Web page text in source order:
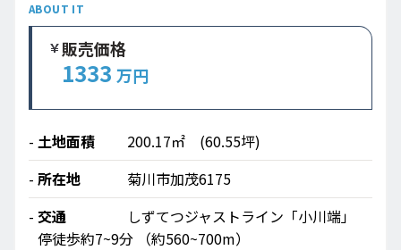
ABOUT IT
販売価格
1333 万円
土地面積
200.17㎡ (60.55坪)
所在地
菊川市加茂6175
交通
しずてつジャストライン「小川端」
停徒歩約7~9分 （約560~700m）